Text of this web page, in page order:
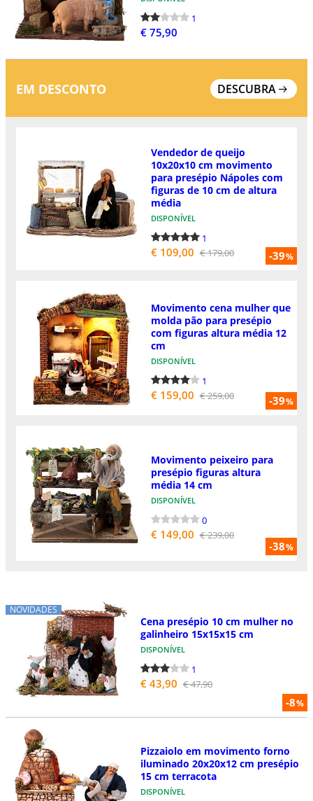
1
€ 75,90
EM DESCONTO DESCUBRA
-39%
Vendedor de queijo
10x20x10 cm movimento
para presépio Nápoles com
figuras de 10 cm de altura
média
DISPONÍVEL
1
€ 109,00 € 179,00
-39%
Movimento cena mulher que
molda pão para presépio
com figuras altura média 12
cm
DISPONÍVEL
1
€ 159,00 € 259,00
-38%
Movimento peixeiro para
presépio figuras altura
média 14 cm
DISPONÍVEL
0
€ 149,00 € 239,00
NOVIDADES
-8%
Cena presépio 10 cm mulher no
galinheiro 15x15x15 cm
DISPONÍVEL
1
€ 43,90 € 47,90
Pizzaiolo em movimento forno
iluminado 20x20x12 cm presépio
15 cm terracota
DISPONÍVEL